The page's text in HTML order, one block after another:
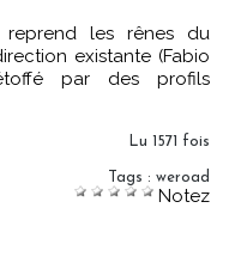
les rênes du
existante (Fabio
par des profils
Lu 1571 fois
Tags : weroad
Notez